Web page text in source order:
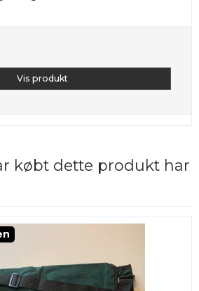
Vis produkt
købt dette produkt har